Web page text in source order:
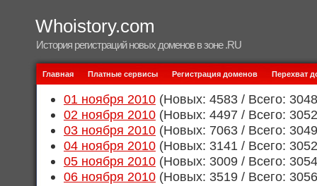
Whoistory.com
История регистраций новых доменов в зоне .RU
Главная Платные сервисы Регистрация доменов Перехват
01 ноября 2010 (Новых: 4583 / Всего:
02 ноября 2010 (Новых: 4497 / Всего:
03 ноября 2010 (Новых: 7063 / Всего:
04 ноября 2010 (Новых: 3141 / Всего:
05 ноября 2010 (Новых: 3009 / Всего:
06 ноября 2010 (Новых: 3519 / Всего: